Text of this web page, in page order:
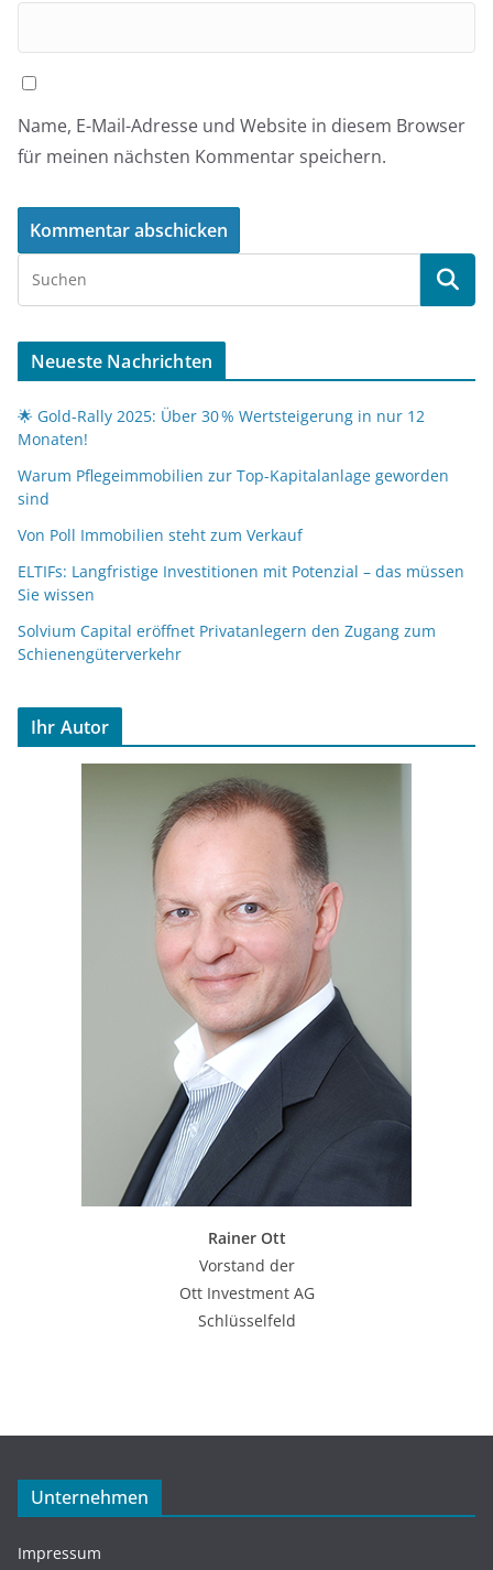
Name, E-Mail-Adresse und Website in diesem Browser
für meinen nächsten Kommentar speichern.
Neueste Nachrichten
🌟 Gold-Rally 2025: Über 30 % Wertsteigerung in nur 12
Monaten!
Warum Pflegeimmobilien zur Top-Kapitalanlage geworden
sind
Von Poll Immobilien steht zum Verkauf
ELTIFs: Langfristige Investitionen mit Potenzial – das müssen
Sie wissen
Solvium Capital eröffnet Privatanlegern den Zugang zum
Schienengüterverkehr
Ihr Autor
Rainer Ott
Vorstand der
Ott Investment AG
Schlüsselfeld
Unternehmen
Impressum